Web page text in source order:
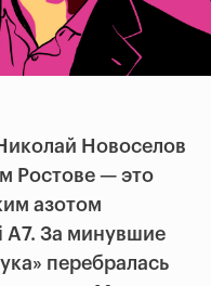
Новоселов
Ростове — это
азотом
A7. За минувшие
перебралась